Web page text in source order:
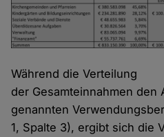
Während die Verteilung
der Gesamteinnahmen den
genannten
1, Spalte 3), ergibt sich die